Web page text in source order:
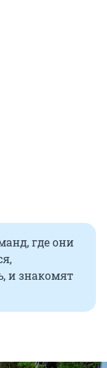
где они
и знакомят